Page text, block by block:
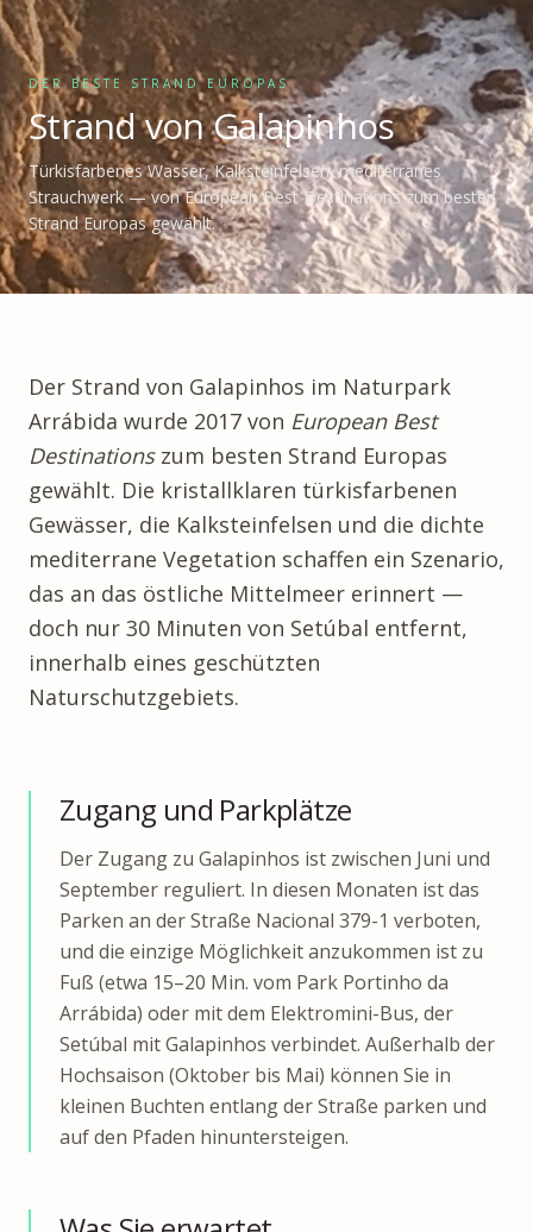
DER BESTE STRAND EUROPAS
Strand von Galapinhos
Türkisfarbenes Wasser, Kalksteinfelsen, mediterranes
Strauchwerk — von European Best Destinations zum besten
Strand Europas gewählt.
Der Strand von Galapinhos im Naturpark
Arrábida wurde 2017 von European Best
Destinationszum besten Strand Europas
gewählt. Die kristallklaren türkisfarbenen
Gewässer, die Kalksteinfelsen und die dichte
mediterrane Vegetation schaffen ein Szenario,
das an das östliche Mittelmeer erinnert —
doch nur 30 Minuten von Setúbal entfernt,
innerhalb eines geschützten
Naturschutzgebiets.
Zugang und Parkplätze
Der Zugang zu Galapinhos ist zwischen Juni und
September reguliert. In diesen Monaten ist das
Parken an der Straße Nacional 379-1 verboten,
und die einzige Möglichkeit anzukommen ist zu
Fuß (etwa 15–20 Min. vom Park Portinho da
Arrábida) oder mit dem Elektromini-Bus, der
Setúbal mit Galapinhos verbindet. Außerhalb der
Hochsaison (Oktober bis Mai) können Sie in
kleinen Buchten entlang der Straße parken und
auf den Pfaden hinuntersteigen.